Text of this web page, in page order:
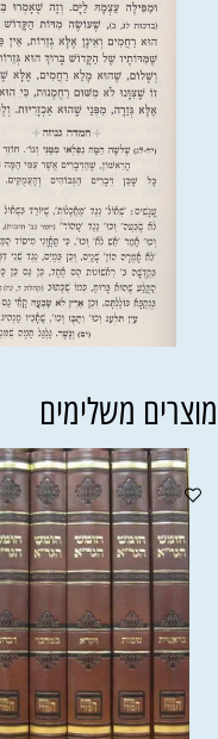
משלימים